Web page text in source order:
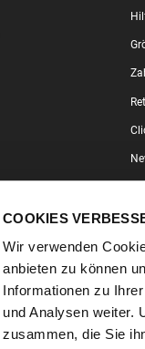
COOKIES
Wir verwenden
anbieten zu können
Informationen zu
und Analysen weiter.
zusammen, die Sie